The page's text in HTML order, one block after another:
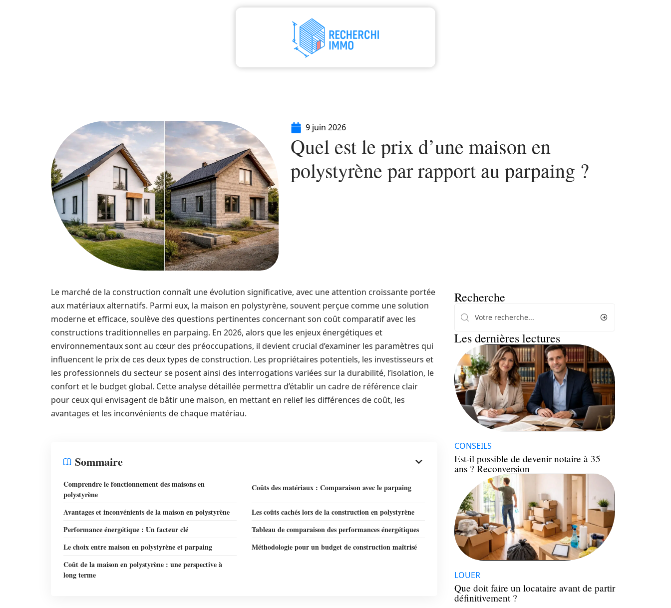
9 juin 2026
Quel est le prix d’une maison en
polystyrène par rapport au parpaing ?
Le marché de la construction connaît une évolution significative, avec une attention croissante portée
aux matériaux alternatifs. Parmi eux, la maison en polystyrène, souvent perçue comme une solution
moderne et efficace, soulève des questions pertinentes concernant son coût comparatif avec les
constructions traditionnelles en parpaing. En 2026, alors que les enjeux énergétiques et
environnementaux sont au cœur des préoccupations, il devient crucial d’examiner les paramètres qui
influencent le prix de ces deux types de construction. Les propriétaires potentiels, les investisseurs et
les professionnels du secteur se posent ainsi des interrogations variées sur la durabilité, l’isolation, le
confort et le budget global. Cette analyse détaillée permettra d’établir un cadre de référence clair
pour ceux qui envisagent de bâtir une maison, en mettant en relief les différences de coût, les
avantages et les inconvénients de chaque matériau.
Sommaire
Comprendre le fonctionnement des maisons en
polystyrène
Coûts des matériaux : Comparaison avec le parpaing
Avantages et inconvénients de la maison en polystyrène
Les coûts cachés lors de la construction en polystyrène
Performance énergétique : Un facteur clé
Tableau de comparaison des performances énergétiques
Le choix entre maison en polystyrène et parpaing
Méthodologie pour un budget de construction maîtrisé
Coût de la maison en polystyrène : une perspective à
long terme
Recherche
Les dernières lectures
CONSEILS
Est-il possible de devenir notaire à 35
ans ? Reconversion
LOUER
Que doit faire un locataire avant de partir
définitivement ?